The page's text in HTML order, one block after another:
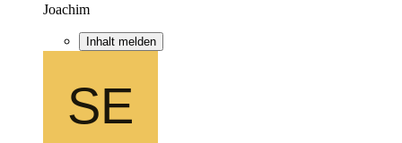
Joachim
Inhalt melden